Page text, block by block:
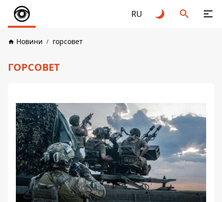
RU
Новини горсовет
ГОРСОВЕТ